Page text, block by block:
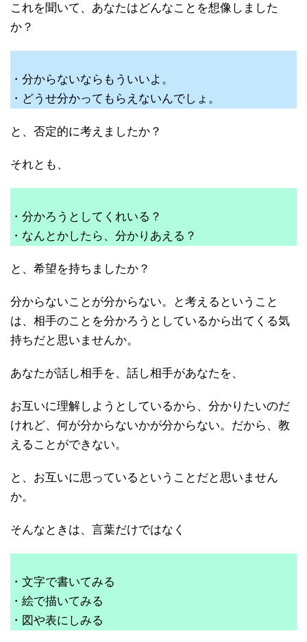
これを聞いて、あなたはどんなことを想像しました
か？
・分からないならもういいよ。
・どうせ分かってもらえないんでしょ。
と、否定的に考えましたか？
それとも、
・分かろうとしてくれいる？
・なんとかしたら、分かりあえる？
と、希望を持ちましたか？
分からないことが分からない。と考えるということ
は、相手のことを分かろうとしているから出てくる気
持ちだと思いませんか。
あなたが話し相手を、話し相手があなたを、
お互いに理解しようとしているから、分かりたいのだ
けれど、何が分からないかが分からない。だから、教
えることができない。
と、お互いに思っているということだと思いません
か。
そんなときは、言葉だけではなく
・文字で書いてみる
・絵で描いてみる
・図や表にしみる